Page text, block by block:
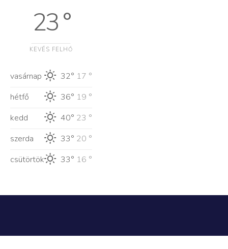
23 °
KEVÉS FELHŐ
vasárnap 32° 17 °
hétfő
36° 19 °
kedd
40° 23 °
szerda
33° 20 °
csütörtök
33° 16 °